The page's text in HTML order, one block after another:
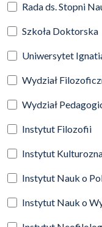
Rada ds. Stopni
Szkoła Doktorska
Uniwersytet
Wydział
Wydział
Instytut Filozofii
Instytut
Instytut Nauk o
Instytut Nauk o